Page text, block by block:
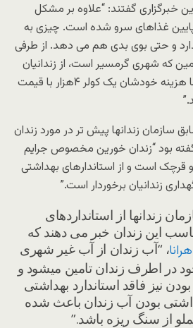
خبرگزاری گفتند: “علاوه بر مشکل
غذاهای سرو شده است. چیزی به
و حتی بوی بدی هم می دهد. از طرفی
که شهری گرمسیر است، از زندانیان
خواسته اند برای هر اتاق با هزینه خودشان یک کولر ۴هزار با قیمت
سازمان زندانها پیش تر در مورد زندان
بود “زندان خورین مخصوص جرایم
قرچک است و از استاندارهای بهداشتی
زندانیان برخوردار است.”
زندانها از استانداردهای
این زندان خبر می دهند که
، “آب زندان از آب غیر شهری
در اطرف زندان تامین میشود و
نیز فاقد استاندارد بهداشتی
بودن آب زندان باعث شده
از سنگ ریزه باشد.”